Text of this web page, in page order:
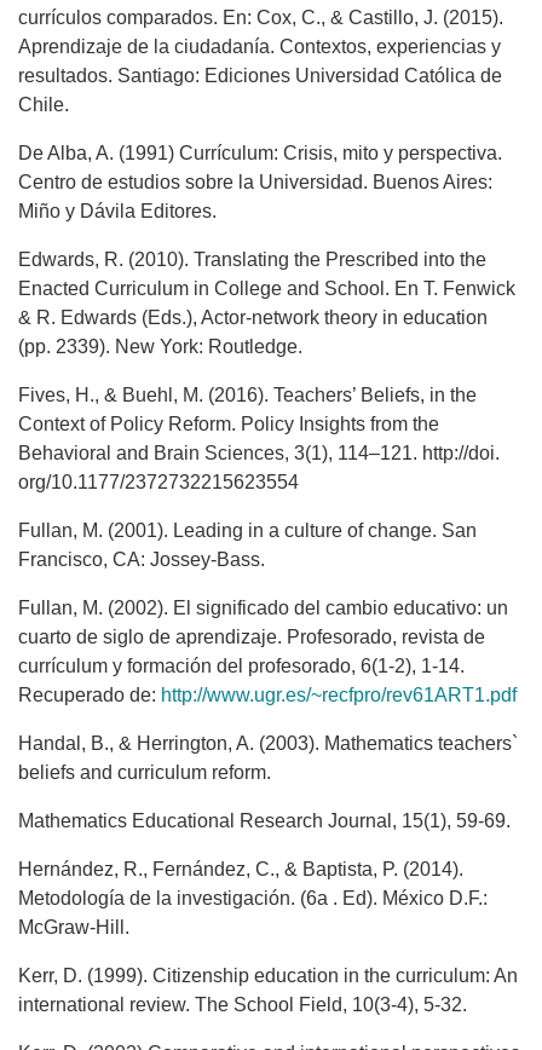
currículos comparados. En: Cox, C., & Castillo, J. (2015).
Aprendizaje de la ciudadanía. Contextos, experiencias y
resultados. Santiago: Ediciones Universidad Católica de
Chile.
De Alba, A. (1991) Currículum: Crisis, mito y perspectiva.
Centro de estudios sobre la Universidad. Buenos Aires:
Miño y Dávila Editores.
Edwards, R. (2010). Translating the Prescribed into the
Enacted Curriculum in College and School. En T. Fenwick
& R. Edwards (Eds.), Actor-network theory in education
(pp. 2339). New York: Routledge.
Fives, H., & Buehl, M. (2016). Teachers’ Beliefs, in the
Context of Policy Reform. Policy Insights from the
Behavioral and Brain Sciences, 3(1), 114–121. http://doi.
org/10.1177/2372732215623554
Fullan, M. (2001). Leading in a culture of change. San
Francisco, CA: Jossey-Bass.
Fullan, M. (2002). El significado del cambio educativo: un
cuarto de siglo de aprendizaje. Profesorado, revista de
currículum y formación del profesorado, 6(1-2), 1-14.
Recuperado de: http://www.ugr.es/~recfpro/rev61ART1.pdf
Handal, B., & Herrington, A. (2003). Mathematics teachers`
beliefs and curriculum reform.
Mathematics Educational Research Journal, 15(1), 59-69.
Hernández, R., Fernández, C., & Baptista, P. (2014).
Metodología de la investigación. (6a . Ed). México D.F.:
McGraw-Hill.
Kerr, D. (1999). Citizenship education in the curriculum: An
international review. The School Field, 10(3-4), 5-32.